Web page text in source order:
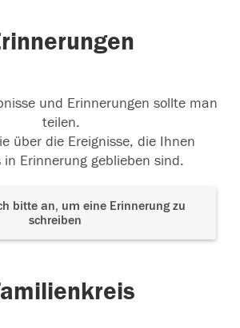
und Erinnerungen sollte man
teilen.
über die Ereignisse, die Ihnen
in Erinnerung geblieben sind.
bitte an, um eine Erinnerung zu
schreiben